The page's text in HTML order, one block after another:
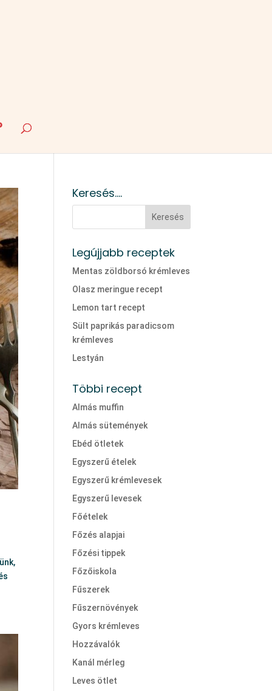
Keresés….
Legújjabb receptek
Mentas zöldborsó krémleves
Olasz meringue recept
Lemon tart recept
Sült paprikás paradicsom
krémleves
Lestyán
Többi recept
Almás muffin
Almás sütemények
Ebéd ötletek
Egyszerű ételek
Egyszerű krémlevesek
Egyszerű levesek
Főételek
Főzés alapjai
Főzési tippek
Főzőiskola
Fűszerek
Fűszernövények
Gyors krémleves
Hozzávalók
Kanál mérleg
Leves ötlet